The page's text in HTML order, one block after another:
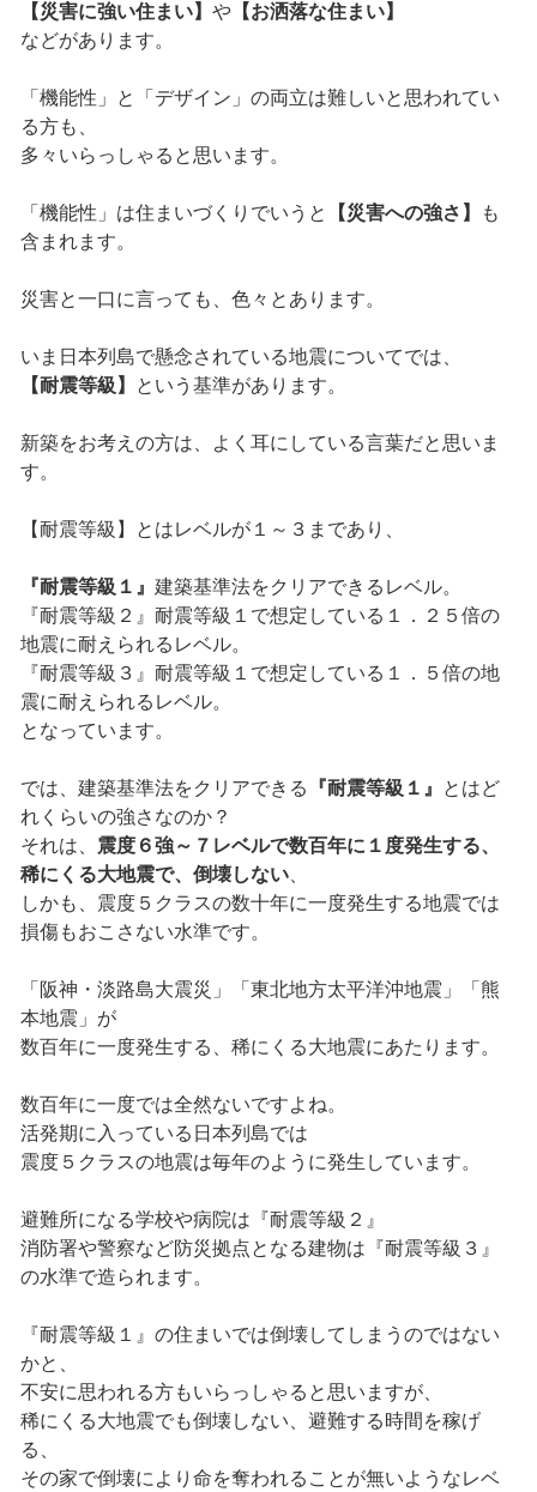
【災害に強い住まい】 や【お洒落な住まい】
などがあります。
「機能性」と「デザイン」の両立は難しいと思われてい
る方も、
多々いらっしゃると思います。
「機能性」は住まいづくりでいうと 【災害への強さ】
も
含まれます。
災害と一口に言っても、色々とあります。
いま日本列島で懸念されている地震についてでは、
【耐震等級】
という基準があります。
新築をお考えの方は、よく耳にしている言葉だと思いま
す。
【耐震等級】とはレベルが１～３まであり、
『耐震等級１』 建築基準法をクリアできるレベル。
『耐震等級２』耐震等級１で想定している１．２５倍の
地震に耐えられるレベル。
『耐震等級３』耐震等級１で想定している１．５倍の地
震に耐えられるレベル。
となっています。
では、建築基準法をクリアできる 『耐震等級１』
とはど
れくらいの強さなのか？
それは、 震度６強～７レベルで数百年に１度発生する、
稀にくる大地震で、倒壊しない、
しかも、震度５クラスの数十年に一度発生する地震では
損傷もおこさない水準です。
「阪神・淡路島大震災」「東北地方太平洋沖地震」「熊
本地震」が
数百年に一度発生する、稀にくる大地震にあたります。
数百年に一度では全然ないですよね。
活発期に入っている日本列島では
震度５クラスの地震は毎年のように発生しています。
避難所になる学校や病院は『耐震等級２』
消防署や警察など防災拠点となる建物は『耐震等級３』
の水準で造られます。
『耐震等級１』の住まいでは倒壊してしまうのではない
かと、
不安に思われる方もいらっしゃると思いますが、
稀にくる大地震でも倒壊しない、避難する時間を稼げ
る、
その家で倒壊により命を奪われることが無いようなレベ